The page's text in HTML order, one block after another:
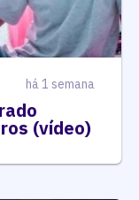
há 1 semana
(vídeo)